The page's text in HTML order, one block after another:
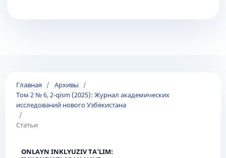
Главная / Архивы
/
Том 2 № 6, 2-qism (2025): Журнал академических
исследований нового Узбекистана
/
Статьи
ONLAYN INKLYUZIV TA’LIM: